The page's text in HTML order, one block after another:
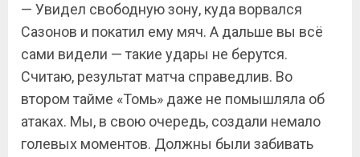
— Увидел свободную зону, куда ворвался
Сазонов и покатил ему мяч. А дальше вы всё
сами видели — такие удары не берутся.
Считаю, результат матча справедлив. Во
втором тайме «Томь» даже не помышляла об
атаках. Мы, в свою очередь, создали немало
голевых моментов. Должны были забивать